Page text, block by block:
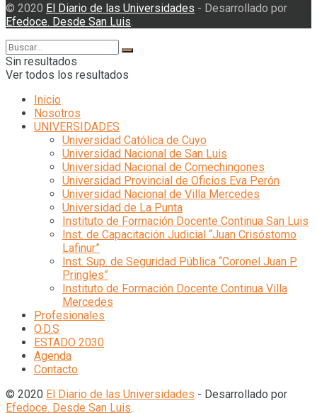
© 2020 El Diario de las Universidades - Desarrollado por
Efedoce. Desde San Luis
Sin resultados
Ver todos los resultados
Inicio
Nosotros
UNIVERSIDADES
Universidad Católica de Cuyo
Universidad Nacional de San Luis
Universidad Nacional de Comechingones
Universidad Provincial de Oficios Eva Perón
Universidad Nacional de Villa Mercedes
Universidad de La Punta
Instituto de Formación Docente Continua San Luis
Inst. de Capacitación Judicial “Juan Crisóstomo
Lafinur”
Inst. Sup. de Seguridad Pública “Coronel Juan P.
Pringles”
Instituto de Formación Docente Continua Villa
Mercedes
Profesionales
O.D.S
ESTADO 2030
Agenda
Contacto
© 2020 El Diario de las Universidades - Desarrollado por
Efedoce. Desde San Luis.